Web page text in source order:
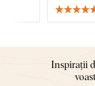
mea
căldură!
Inspirații